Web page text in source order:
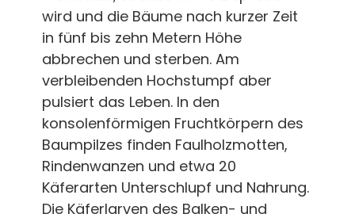
wird und die Bäume nach kurzer Zeit
in fünf bis zehn Metern Höhe
abbrechen und sterben. Am
verbleibenden Hochstumpf aber
pulsiert das Leben. In den
konsolenförmigen Fruchtkörpern des
Baumpilzes finden Faulholzmotten,
Rindenwanzen und etwa 20
Käferarten Unterschlupf und Nahrung.
Die Käferlarven des Balken- und